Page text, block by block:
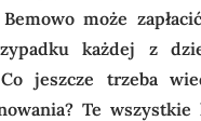
może
każdej z
Co jeszcze trzeba
Te wszystkie